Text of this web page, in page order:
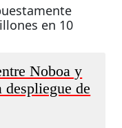
en 10
Noboa y
de